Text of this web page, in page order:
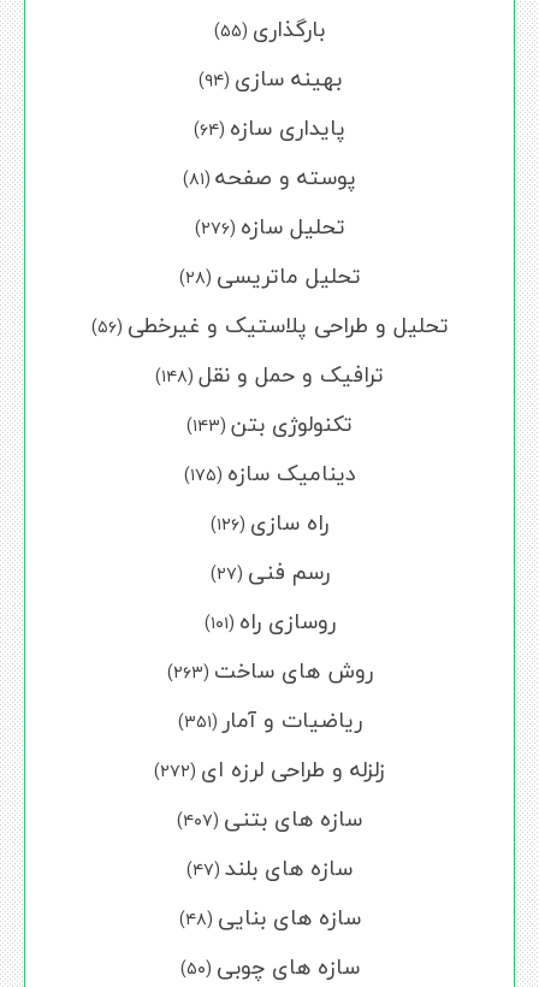
بارگذاری (۵۵)
بهینه سازی (۹۴)
پایداری سازه (۶۴)
پوسته و صفحه (۸۱)
تحلیل سازه (۲۷۶)
تحلیل ماتریسی (۲۸)
تحلیل و طراحی پلاستیک و غیرخطی (۵۶)
ترافیک و حمل و نقل (۱۴۸)
تکنولوژی بتن (۱۴۳)
دینامیک سازه (۱۷۵)
راه سازی (۱۲۶)
رسم فنی (۲۷)
روسازی راه (۱۰۱)
روش های ساخت (۲۶۳)
ریاضیات و آمار (۳۵۱)
زلزله و طراحی لرزه ای (۲۷۲)
سازه های بتنی (۴۰۷)
سازه های بلند (۴۷)
سازه های بنایی (۴۸)
سازه های چوبی (۵۰)